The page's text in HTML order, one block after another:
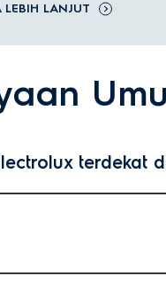
LEBIH LANJUT
terdekat